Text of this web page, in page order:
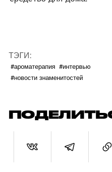
ТЭГИ:
#ароматерапия #интервью
#новости знаменитостей